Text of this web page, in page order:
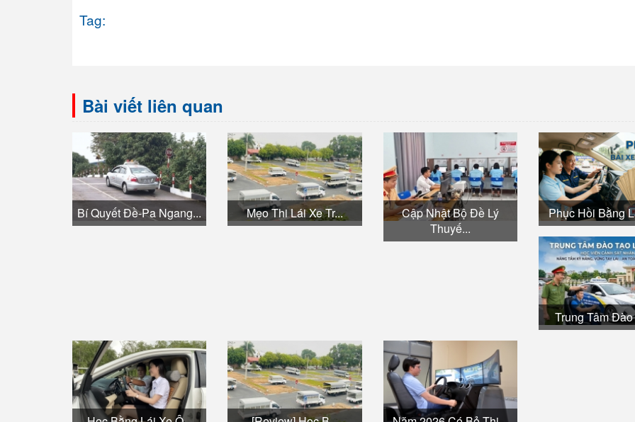
Tag:
Bài viết liên quan
Bí Quyết Đề-Pa Ngang... Mẹo Thi Lái Xe Tr...
Cập Nhật Bộ Đề Lý
Thuyế...
Phục Hồi Bằng
Trung Tâm Đào